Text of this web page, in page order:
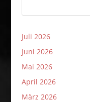
Juli 2026
Juni 2026
Mai 2026
April 2026
März 2026